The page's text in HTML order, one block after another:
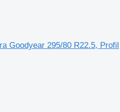
Goodyear 295/80 R22.5, Profil